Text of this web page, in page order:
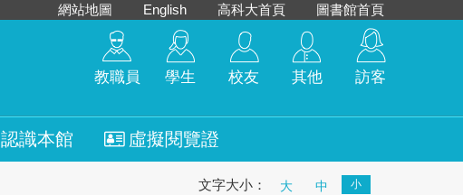
網站地圖 English 高科大首頁 圖書館首頁
教職員 學生 校友 其他 訪客
認識本館 虛擬閱覽證
文字大小： 大 中 小